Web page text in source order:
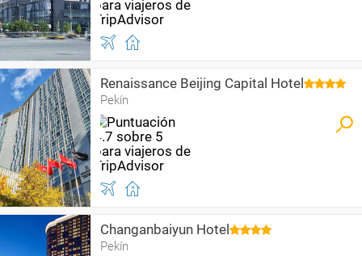
Renaissance Beijing Capital Hotel
Pekín
Changanbaiyun Hotel
Pekín